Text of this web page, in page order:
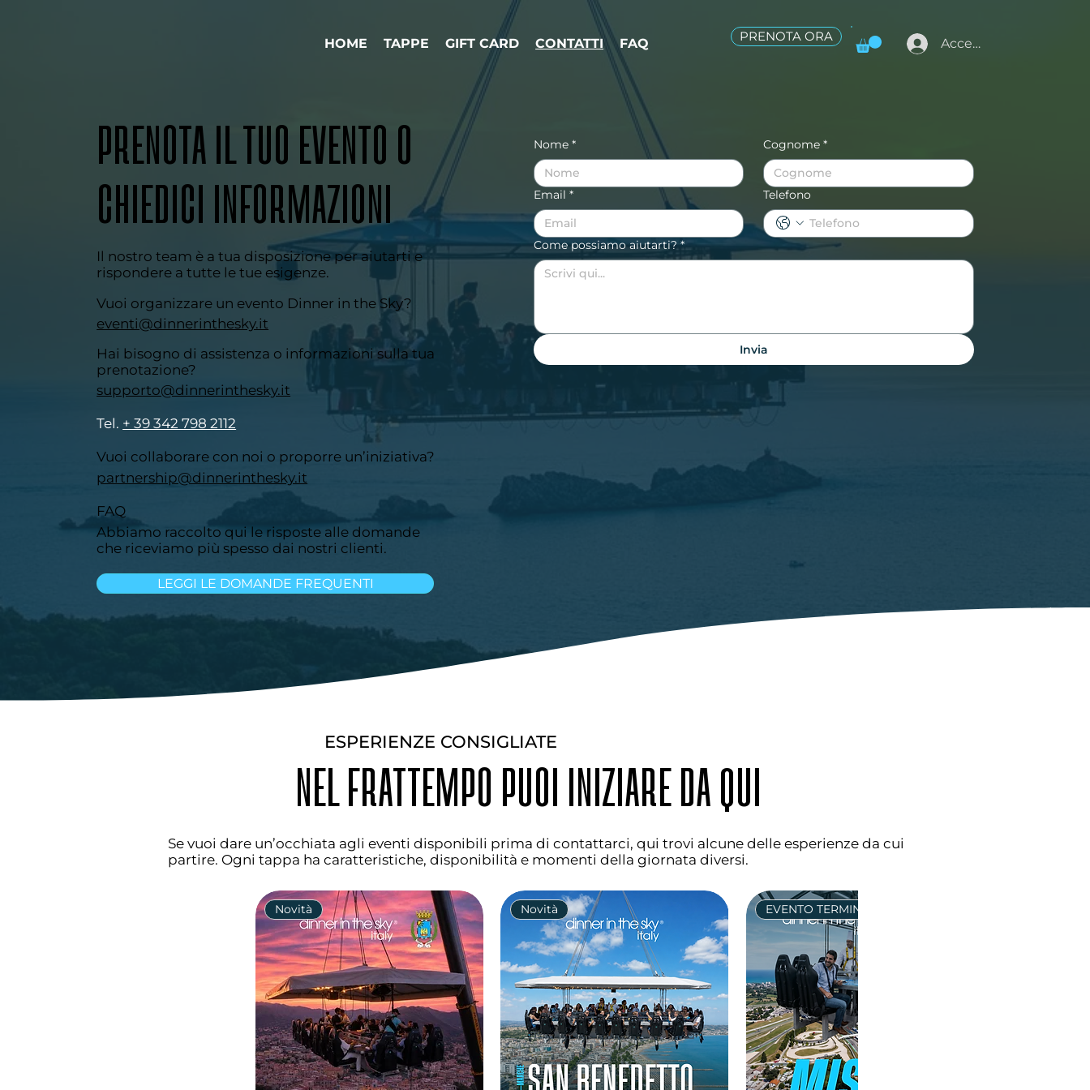
HOME TAPPE GIFT CARD CONTATTI FAQ PRENOTA ORA Accedi
PRENOTA IL TUO EVENTO O
CHIEDICI INFORMAZIONI
Il nostro team è a tua disposizione per aiutarti e
rispondere a tutte le tue esigenze.
Vuoi organizzare un evento Dinner in the Sky?
eventi@dinnerinthesky.it
Hai bisogno di assistenza o informazioni sulla tua
prenotazione?
supporto@dinnerinthesky.it
Tel. ​ + 39 342 798 2112
Vuoi collaborare con noi o proporre un’iniziativa?
partnership@dinnerinthesky.it
FAQ
Abbiamo raccolto qui le risposte alle domande
che riceviamo più spesso dai nostri clienti.
LEGGI LE DOMANDE FREQUENTI
Nome * Cognome *
Email * Telefono
Come possiamo aiutarti? *
Invia
ESPERIENZE CONSIGLIATE
NEL FRATTEMPO PUOI INIZIARE DA QUI
Se vuoi dare un’occhiata agli eventi disponibili prima di contattarci, qui trovi alcune delle esperienze da cui
partire. Ogni tappa ha caratteristiche, disponibilità e momenti della giornata diversi.
Novità Novità EVENTO TERMINATO